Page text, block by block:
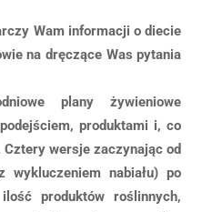
Wam informacji o diecie
na dręczące Was pytania
plany żywieniowe
produktami i, co
wersje zaczynając od
wykluczeniem nabiału) po
produktów roślinnych,